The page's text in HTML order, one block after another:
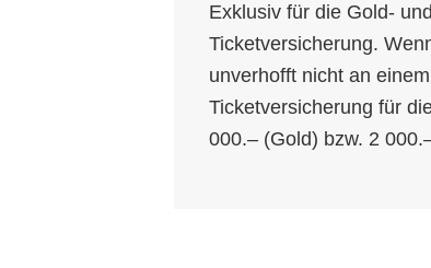
Exklusiv für die Gold-
Ticketversicherung.
unverhofft nicht an
Ticketversicherung für
000.– (Gold) bzw. 2